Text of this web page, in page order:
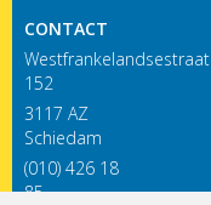
CONTACT
Westfrankelandsestraat
152
3117 AZ
Schiedam
(010) 426 18
85